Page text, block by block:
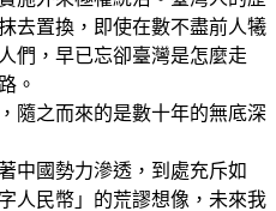
去置換，即使在數不盡前人犧
們，早已忘卻臺灣是怎麼走
。
隨之而來的是數十年的無底深
中國勢力滲透，到處充斥如
人民幣」的荒謬想像，未來我